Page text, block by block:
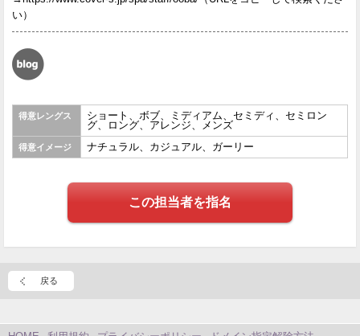
い）
得意レングス
ショート、ボブ、ミディアム、セミディ、セミロン
グ、ロング、アレンジ、メンズ
得意イメージ ナチュラル、カジュアル、ガーリー
この担当者を指名
戻る